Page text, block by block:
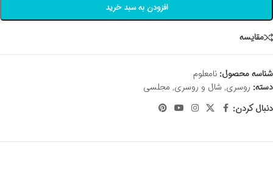
افزودن به سبد خرید
مقايسه
شناسه محصول: نامعلوم
دسته: روسری, شال و روسری, مجلسی
دنبال کردن: